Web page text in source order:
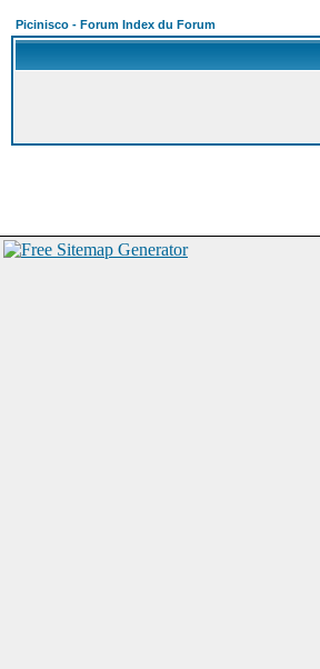
Picinisco - Forum Index du Forum